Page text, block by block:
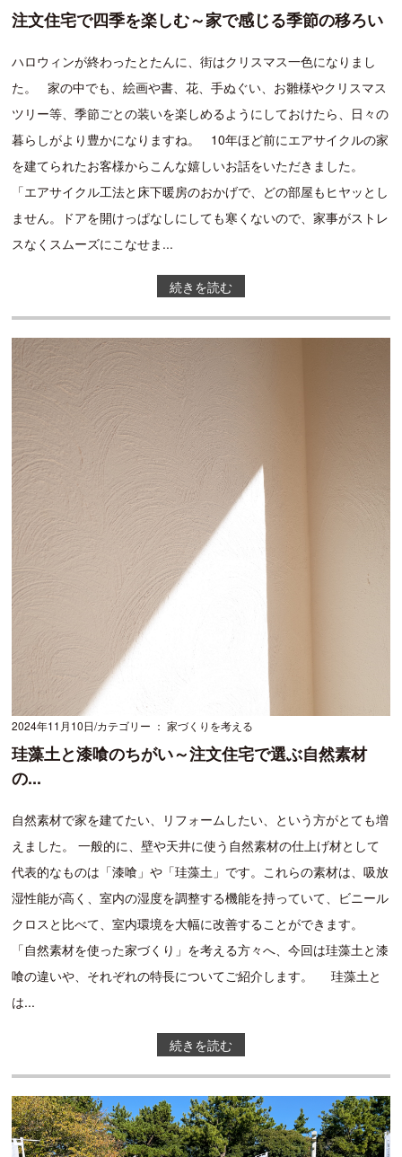
注文住宅で四季を楽しむ～家で感じる季節の移ろい
ハロウィンが終わったとたんに、街はクリスマス一色になりまし
た。 家の中でも、絵画や書、花、手ぬぐい、お雛様やクリスマス
ツリー等、季節ごとの装いを楽しめるようにしておけたら、日々の
暮らしがより豊かになりますね。 10年ほど前にエアサイクルの家
を建てられたお客様からこんな嬉しいお話をいただきました。
「エアサイクル工法と床下暖房のおかげで、どの部屋もヒヤッとし
ません。ドアを開けっぱなしにしても寒くないので、家事がストレ
スなくスムーズにこなせま...
続きを読む
2024年11月10日カテゴリー ： 家づくりを考える
珪藻土と漆喰のちがい～注文住宅で選ぶ自然素材
の...
自然素材で家を建てたい、リフォームしたい、という方がとても増
えました。 一般的に、壁や天井に使う自然素材の仕上げ材として
代表的なものは「漆喰」や「珪藻土」です。これらの素材は、吸放
湿性能が高く、室内の湿度を調整する機能を持っていて、ビニール
クロスと比べて、室内環境を大幅に改善することができます。
「自然素材を使った家づくり」を考える方々へ、今回は珪藻土と漆
喰の違いや、それぞれの特長についてご紹介します。 珪藻土と
は...
続きを読む